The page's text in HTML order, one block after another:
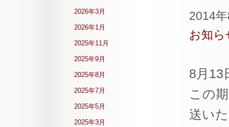
2014
お知ら
8月13
この
送い
2026年3月
2026年1月
2025年11月
2025年9月
2025年8月
2025年7月
2025年5月
2025年3月